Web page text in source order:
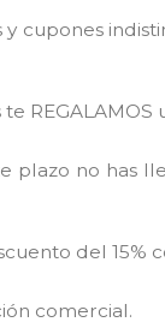
cupones
plazo no has
del 15%
comercial.